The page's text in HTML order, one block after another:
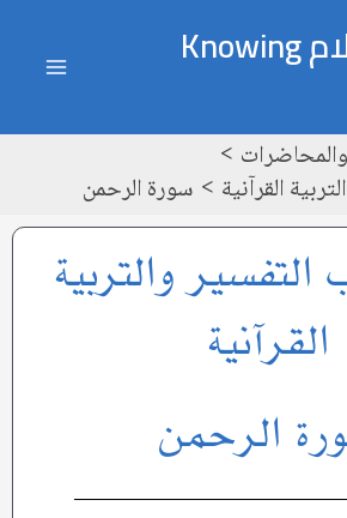
معرفة الإسلام Knowing
القرآنية
سورة الرحمن
والتربية
القرآنية
الرحمن